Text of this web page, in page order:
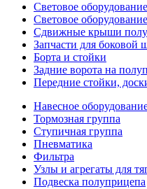
Световое
Световое
Сдвижные крыши
Запчасти для боковой
Борта и стойки
Задние ворота на
Передние стойки,
Навесное
Тормозная группа
Ступичная группа
Пневматика
Фильтра
Узлы и агрегаты для
Подвеска полуприцепа